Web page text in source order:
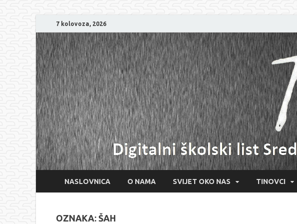
7 kolovoza, 2026
NASLOVNICA O NAMA SVIJET OKO NAS TINOVCI
OZNAKA: ŠAH